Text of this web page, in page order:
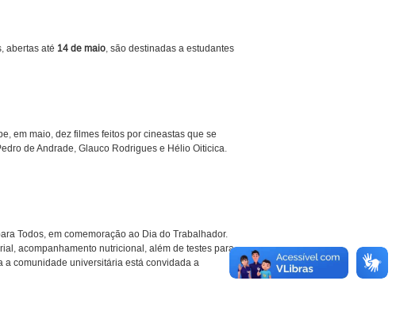
abertas até 14 de maio, são destinadas a estudantes
em maio, dez filmes feitos por cineastas que se
de Andrade, Glauco Rodrigues e Hélio Oiticica.
Todos, em comemoração ao Dia do Trabalhador.
acompanhamento nutricional, além de testes para
a comunidade universitária está convidada a